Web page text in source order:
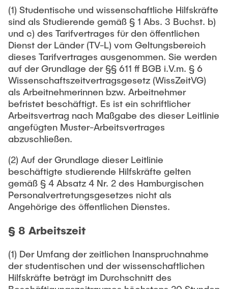
(1) Studentische und wissenschaftliche Hilfskräfte
sind als Studierende gemäß § 1 Abs. 3 Buchst. b)
und c) des Tarifvertrages für den öffentlichen
Dienst der Länder (TV-L) vom Geltungsbereich
dieses Tarifvertrages ausgenommen. Sie werden
auf der Grundlage der §§ 611 ff BGB i.V.m. § 6
Wissenschaftszeitvertragsgesetz (WissZeitVG)
als Arbeitnehmerinnen bzw. Arbeitnehmer
befristet beschäftigt. Es ist ein schriftlicher
Arbeitsvertrag nach Maßgabe des dieser Leitlinie
angefügten Muster-Arbeitsvertrages
abzuschließen.
(2) Auf der Grundlage dieser Leitlinie
beschäftigte studierende Hilfskräfte gelten
gemäß § 4 Absatz 4 Nr. 2 des Hamburgischen
Personalvertretungsgesetzes nicht als
Angehörige des öffentlichen Dienstes.
§ 8 Arbeitszeit
(1) Der Umfang der zeitlichen Inanspruchnahme
der studentischen und der wissenschaftlichen
Hilfskräfte beträgt im Durchschnitt des